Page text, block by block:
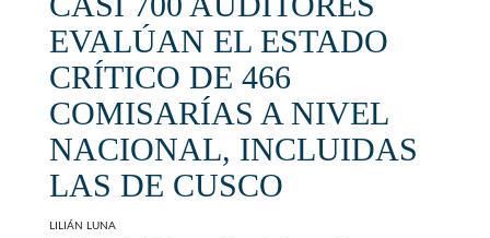
EVALÚAN EL ESTADO
CRÍTICO DE 466
COMISARÍAS A NIVEL
NACIONAL, INCLUIDAS
LAS DE CUSCO
LILIÁN LUNA